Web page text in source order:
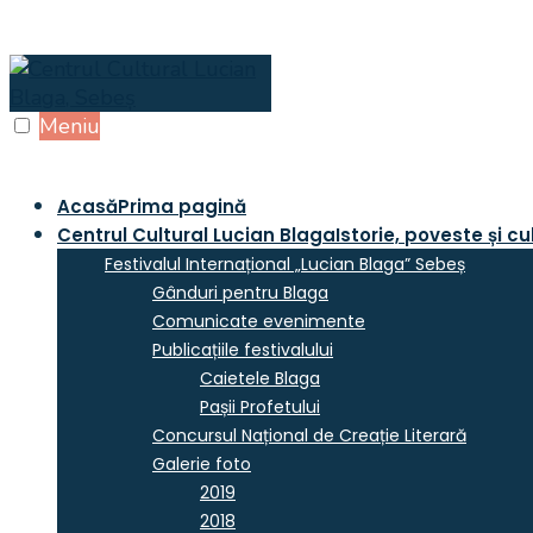
Skip
content
Meniu
AcasăPrima pagină
Centrul Cultural Lucian BlagaIstorie, poveste și
Festivalul Internațional „Lucian Blaga” Sebeș
Gânduri pentru Blaga
Comunicate evenimente
Publicațiile festivalului
Caietele Blaga
Pașii Profetului
Concursul Național de Creație Literară
Galerie foto
2019
2018